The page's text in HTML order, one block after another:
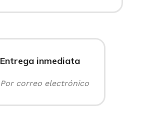
Entrega inmediata
Por correo electrónico